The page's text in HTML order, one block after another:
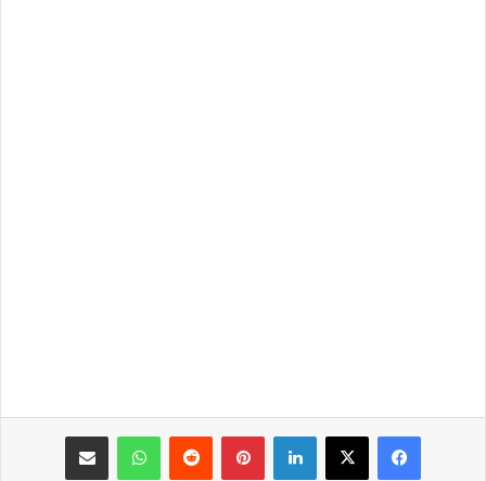
فيسبوك ‫X لينكدإن بينتيريست واتساب مشاركة عبر البريد